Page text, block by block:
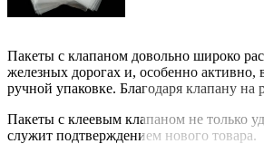
Пакеты с клапаном довольно широко
железных дорогах и, особенно
ручной упаковке. Благодаря клапану
Пакеты с клеевым клапаном не только
служит подтверждением нового товара.